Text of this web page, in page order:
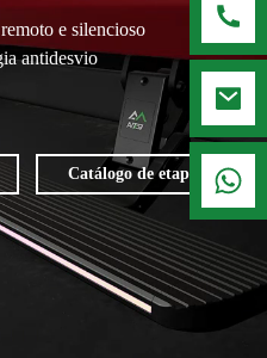
008615916001636
e silencioso
antidesvio
Catálogo de etapas